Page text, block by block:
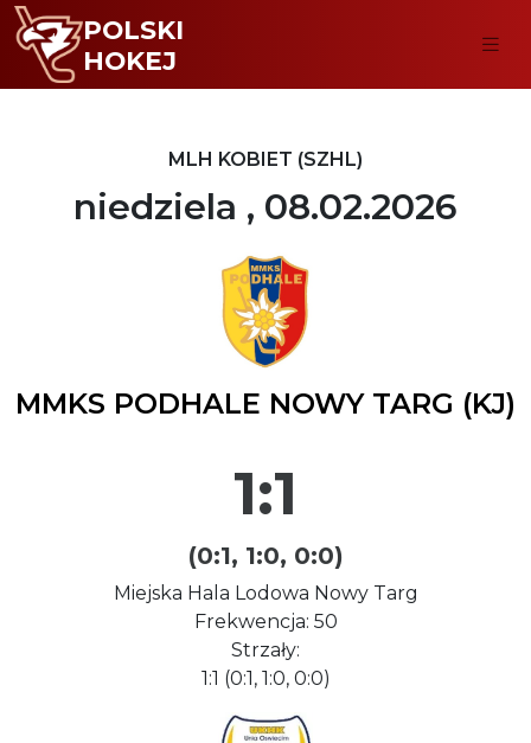
POLSKI
HOKEJ
MLH KOBIET (SZHL)
niedziela , 08.02.2026
MMKS PODHALE NOWY TARG (KJ)
1:1
(0:1, 1:0, 0:0)
Miejska Hala Lodowa Nowy Targ
Frekwencja: 50
Strzały:
1:1 (0:1, 1:0, 0:0)